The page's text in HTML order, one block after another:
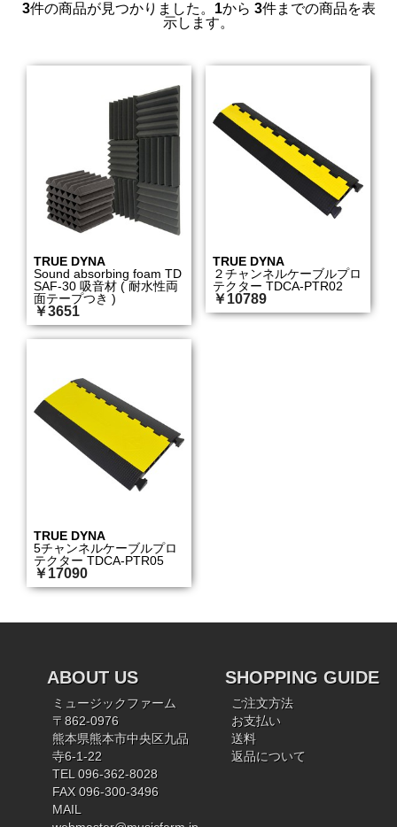
3件の商品が見つかりました。 1から 3件までの商品を表
示します。
TRUE DYNA
Sound absorbing foam TD
SAF-30 吸音材 ( 耐水性両
面テープつき )
￥3651
TRUE DYNA
２チャンネルケーブルプロ
テクター TDCA-PTR02
￥10789
TRUE DYNA
5チャンネルケーブルプロ
テクター TDCA-PTR05
￥17090
ABOUT US
ミュージックファーム
〒862-0976
熊本県熊本市中央区九品
寺6-1-22
TEL 096-362-8028
FAX 096-300-3496
MAIL
SHOPPING GUIDE
ご注文方法
お支払い
送料
返品について